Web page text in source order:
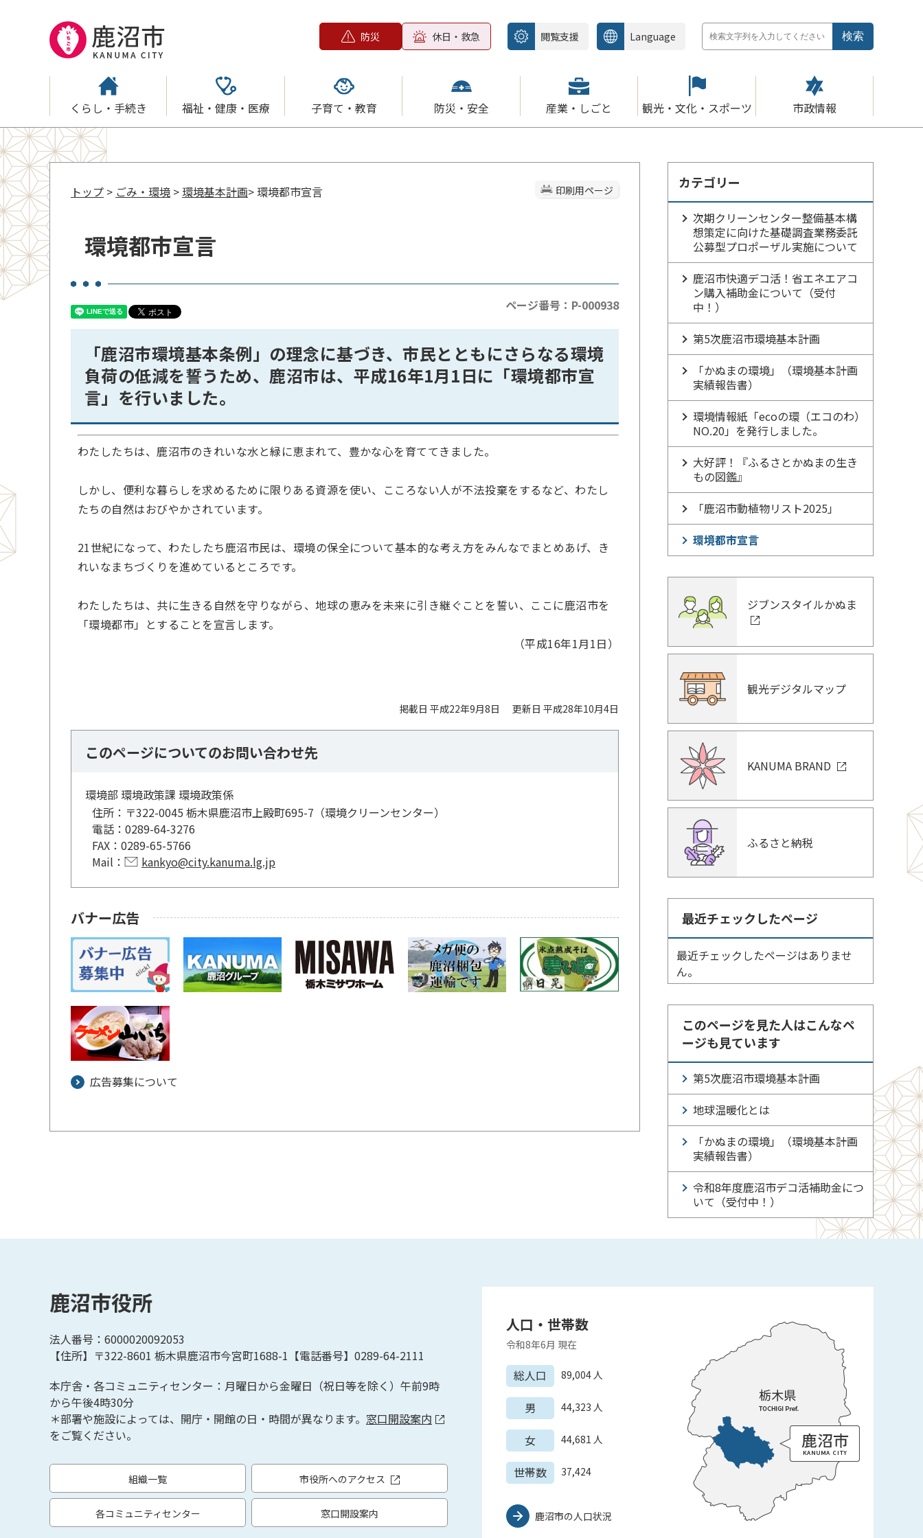
防災 休日・救急 閲覧支援 Language
くらし・手続き 福祉・健康・医療 子育て・教育 防災・安全 産業・しごと 観光・文化・スポーツ 市政情報
印刷用ページ
トップ > ごみ・環境 >環境基本計画> 環境都市宣言
環境都市宣言
ページ番号：P-000938
「鹿沼市環境基本条例」の理念に基づき、市民とともにさらなる環境
負荷の低減を誓うため、鹿沼市は、平成16年1月1日に「環境都市宣
言」を行いました。
わたしたちは、鹿沼市のきれいな水と緑に恵まれて、豊かな心を育ててきました。
しかし、便利な暮らしを求めるために限りある資源を使い、こころない人が不法投棄をするなど、わたし
たちの自然はおびやかされています。
21世紀になって、わたしたち鹿沼市民は、環境の保全について基本的な考え方をみんなでまとめあげ、き
れいなまちづくりを進めているところです。
わたしたちは、共に生きる自然を守りながら、地球の恵みを未来に引き継ぐことを誓い、ここに鹿沼市を
「環境都市」とすることを宣言します。
（平成16年1月1日）
掲載日 平成22年9月8日 更新日 平成28年10月4日
このページについてのお問い合わせ先
環境部 環境政策課 環境政策係
住所： 〒322-0045 栃木県鹿沼市上殿町695-7（環境クリーンセンター）
電話： 0289-64-3276
FAX： 0289-65-5766
Mail：
kankyo@city.kanuma.lg.jp
バナー広告
広告募集について
カテゴリー
次期クリーンセンター整備基本構
想策定に向けた基礎調査業務委託
公募型プロポーザル実施について
鹿沼市快適デコ活！省エネエアコ
ン購入補助金について（受付
中！）
第5次鹿沼市環境基本計画
「かぬまの環境」（環境基本計画
実績報告書）
環境情報紙「ecoの環（エコのわ）
NO.20」を発行しました。
大好評！『ふるさとかぬまの生き
もの図鑑』
「鹿沼市動植物リスト2025」
環境都市宣言
ジブンスタイルかぬま
観光デジタルマップ
KANUMA BRAND
ふるさと納税
最近チェックしたページ
最近チェックしたページはありませ
ん。
このページを見た人はこんなペ
ージも見ています
第5次鹿沼市環境基本計画
地球温暖化とは
「かぬまの環境」（環境基本計画
実績報告書）
令和8年度鹿沼市デコ活補助金につ
いて（受付中！）
鹿沼市役所
法人番号：6000020092053
【住所】〒322-8601 栃木県鹿沼市今宮町1688-1【電話番号】0289-64-2111
本庁舎・各コミュニティセンター：月曜日から金曜日（祝日等を除く）午前9時
から午後4時30分
＊部署や施設によっては、開庁・開館の日・時間が異なります。 窓口開設案内
をご覧ください。
組織一覧 市役所へのアクセス
各コミュニティセンター 窓口開設案内
人口・世帯数
令和8年6月 現在
総人口 89,004人
男 44,323 人
女 44,681 人
世帯数 37,424
鹿沼市の人口状況